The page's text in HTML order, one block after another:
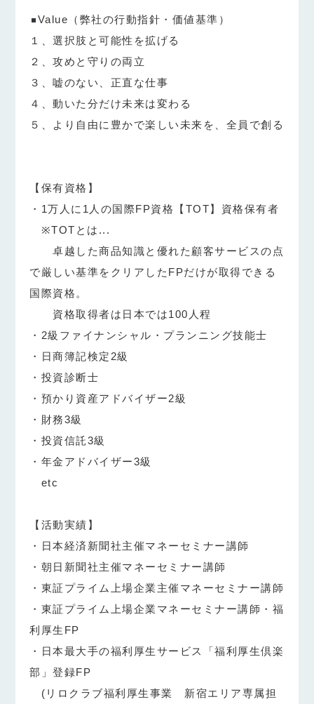
Value（弊社の行動指針・価値基準）
１、選択肢と可能性を拡げる
２、攻めと守りの両立
３、嘘のない、正直な仕事
４、動いた分だけ未来は変わる
５、より自由に豊かで楽しい未来を、全員で創る
【保有資格】
・1万人に1人の国際FP資格【TOT】資格保有者
※TOTとは...
卓越した商品知識と優れた顧客サービスの点
で厳しい基準をクリアしたFPだけが取得できる
国際資格。
資格取得者は日本では100人程
・2級ファイナンシャル・プランニング技能士
・日商簿記検定2級
・投資診断士
・預かり資産アドバイザー2級
・財務3級
・投資信託3級
・年金アドバイザー3級
etc
【活動実績】
・日本経済新聞社主催マネーセミナー講師
・朝日新聞社主催マネーセミナー講師
・東証プライム上場企業主催マネーセミナー講師
・東証プライム上場企業マネーセミナー講師・福
利厚生FP
・日本最大手の福利厚生サービス「福利厚生倶楽
部」登録FP
(リロクラブ福利厚生事業 新宿エリア専属担